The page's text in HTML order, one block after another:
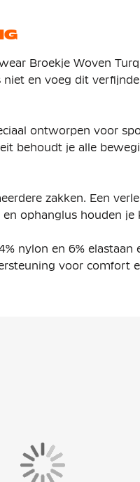
Broekje Woven
niet en voeg dit
ontworpen voor
behoudt je alle
zakken. Een
ophanglus houden je
nylon en 6%
voor comfort